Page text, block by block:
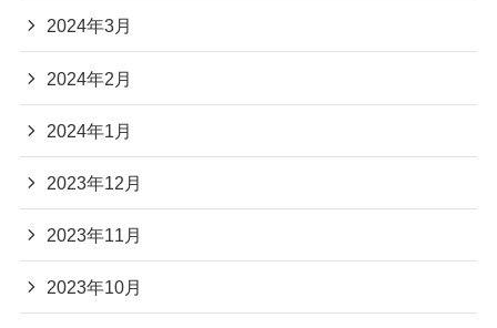
2024年3月
2024年2月
2024年1月
2023年12月
2023年11月
2023年10月